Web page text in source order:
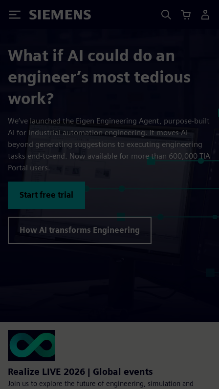
Siemens
What if AI could do an
engineer’s most tedious
work?
We’ve launched the Eigen Engineering Agent, purpose-built
AI for industrial automation engineering. It moves AI
beyond generating suggestions to executing engineering
tasks end-to-end. Now available for more than 600,000 TIA
Portal users.
Start free trial
How AI transforms Engineering
Realize LIVE 2026 | Global events
Join us to explore the future of engineering, simulation and